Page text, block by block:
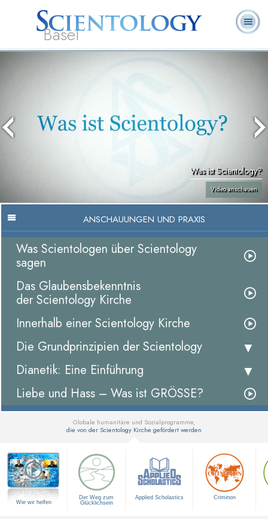
Basel
Geistliche
Was ist Scientology?
Video anschauen
ANSCHAUUNGEN UND PRAXIS
Was Scientologen über Scientology
sagen
Das Glaubensbekenntnis
der Scientology Kirche
Innerhalb einer Scientology Kirche
Die Grundprinzipien der Scientology
Dianetik: Eine Einführung
Liebe und Hass – Was ist GRÖSSE?
Globale humanitäre und Sozialprogramme,
die von der Scientology Kirche gefördert werden
Wie wir helfen
Der Weg zum
Glücklichsein
Applied Scholastics Criminon